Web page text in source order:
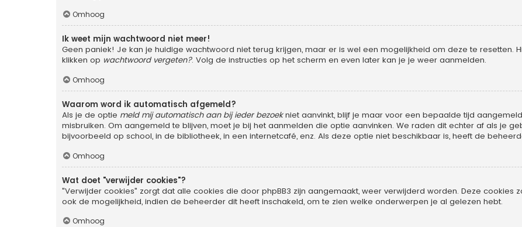
Omhoog
Ik weet mijn wachtwoord niet meer!
Geen paniek! Je kan je huidige wachtwoord niet terug krijgen, maar er is wel een mogelijkheid om deze te
klikken op wachtwoord vergeten?. Volg de instructies op het scherm en even later kan je je weer aanmelden.
Omhoog
Waarom word ik automatisch afgemeld?
Als je de optie meld mij automatisch aan bij ieder bezoekniet aanvinkt, blijf je maar voor een bepaalde tijd
misbruiken. Om aangemeld te blijven, moet je bij het aanmelden die optie aanvinken. We raden dit echter af als je
bijvoorbeeld op school, in de bibliotheek, in een internetcafé, enz. Als deze optie niet beschikbaar is, heeft de
Omhoog
Wat doet "verwijder cookies"?
"Verwijder cookies" zorgt dat alle cookies die door phpBB3 zijn aangemaakt, weer verwijderd worden. Deze
ook de mogelijkheid, indien de beheerder dit heeft inschakeld, om te zien welke onderwerpen je al gelezen hebt.
Omhoog